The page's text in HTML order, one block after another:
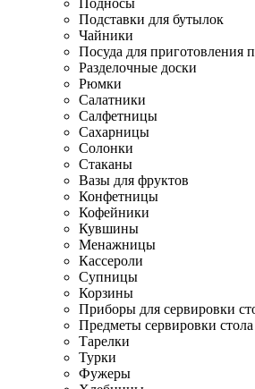
Подносы
Подставки для бутылок
Чайники
Посуда для приготовления
Разделочные доски
Рюмки
Салатники
Салфетницы
Сахарницы
Солонки
Стаканы
Вазы для фруктов
Конфетницы
Кофейники
Кувшины
Менажницы
Кассероли
Супницы
Корзины
Приборы для сервировки
Предметы сервировки стола
Тарелки
Турки
Фужеры